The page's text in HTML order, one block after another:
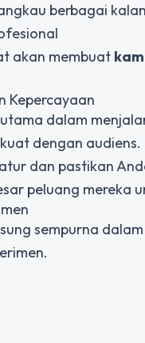
berbagai
akan membuat
Kepercayaan
dalam
dengan audiens.
dan pastikan
peluang mereka
sempurna dalam